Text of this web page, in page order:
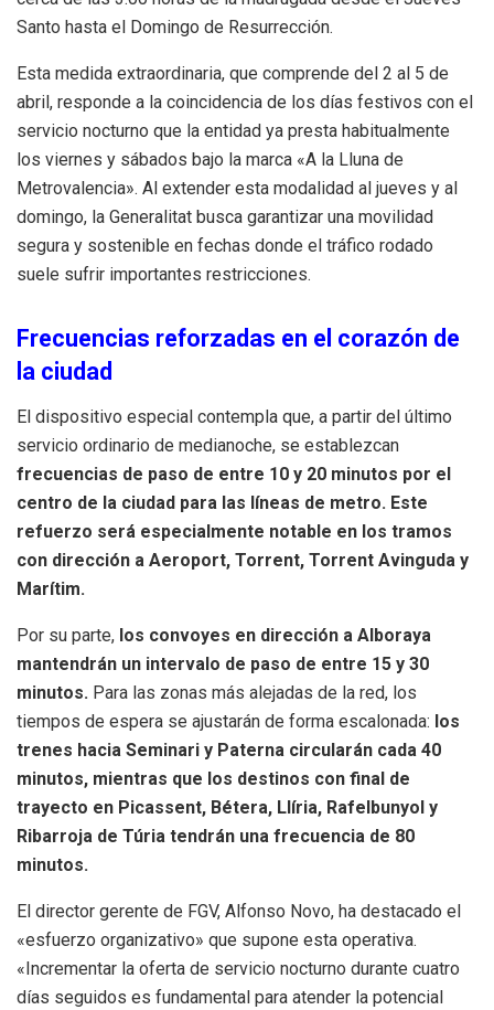
Santo hasta el Domingo de Resurrección.
Esta medida extraordinaria, que comprende del 2 al 5 de
abril, responde a la coincidencia de los días festivos con el
servicio nocturno que la entidad ya presta habitualmente
los viernes y sábados bajo la marca «A la Lluna de
Metrovalencia». Al extender esta modalidad al jueves y al
domingo, la Generalitat busca garantizar una movilidad
segura y sostenible en fechas donde el tráfico rodado
suele sufrir importantes restricciones.
Frecuencias reforzadas en el corazón de
la ciudad
El dispositivo especial contempla que, a partir del último
servicio ordinario de medianoche, se establezcan
frecuencias de paso de entre 10 y 20 minutos por el
centro de la ciudad para las líneas de metro. Este
refuerzo será especialmente notable en los tramos
con dirección a Aeroport, Torrent, Torrent Avinguda y
Marítim.
Por su parte, los convoyes en dirección a Alboraya
mantendrán un intervalo de paso de entre 15 y 30
minutos. Para las zonas más alejadas de la red, los
tiempos de espera se ajustarán de forma escalonada: los
trenes hacia Seminari y Paterna circularán cada 40
minutos, mientras que los destinos con final de
trayecto en Picassent, Bétera, Llíria, Rafelbunyol y
Ribarroja de Túria tendrán una frecuencia de 80
minutos.
El director gerente de FGV, Alfonso Novo, ha destacado el
«esfuerzo organizativo» que supone esta operativa.
«Incrementar la oferta de servicio nocturno durante cuatro
días seguidos es fundamental para atender la potencial